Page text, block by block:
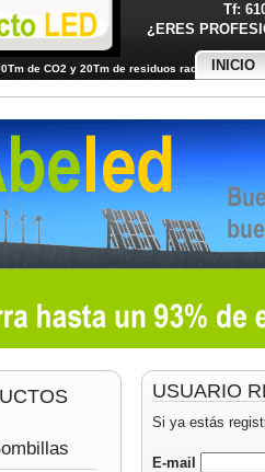
Tf:
¿ERES
de CO2 y 20Tm de residuos radiactivos
INICIO
USUARIO
Si ya estás
E-mail